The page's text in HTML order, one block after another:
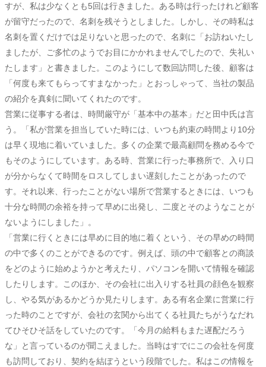
すが、私は少なくとも5回は行きました。ある時は行ったけれど顧客
が留守だったので、名刺を残そうとしました。しかし、その時私は
名刺を置くだけでは足りないと思ったので、名刺に「お訪ねいたし
ましたが、ご多忙のようでお目にかかれませんでしたので、失礼い
たします」と書きました。このようにして数回訪問した後、顧客は
「何度も来てもらってすまなかった」とおっしゃって、当社の製品
の紹介を真剣に聞いてくれたのです。
営業に従事する者は、時間厳守が「基本中の基本」だと田中氏は言
う。「私が営業を担当していた時には、いつも約束の時間より10分
は早く現地に着いていました。多くの企業で最高顧問を務める今で
もそのようにしています。ある時、営業に行った事務所で、入り口
が分からなくて時間をロスしてしまい遅刻したことがあったので
す。それ以来、行ったことがない場所で営業するときには、いつも
十分な時間の余裕を持って早めに出発し、二度とそのようなことが
ないようにしました」。
「営業に行くときには早めに目的地に着くという、その早めの時間
の中で多くのことができるのです。例えば、頭の中で顧客との商談
をどのように始めようかと考えたり、パソコンを開いて情報を確認
したりします。このほか、その会社に出入りする社員の顔色を観察
し、やる気があるかどうか見たりします。ある有名企業に営業に行
った時のことですが、会社の玄関から出てくる社員たちがうなだれ
てひそひそ話をしていたのです。「今月の給料もまた遅配だろう
な」と言っているのが聞こえました。当時はすでにこの会社を何度
も訪問しており、契約を結ぼうという段階でした。私はこの情報を